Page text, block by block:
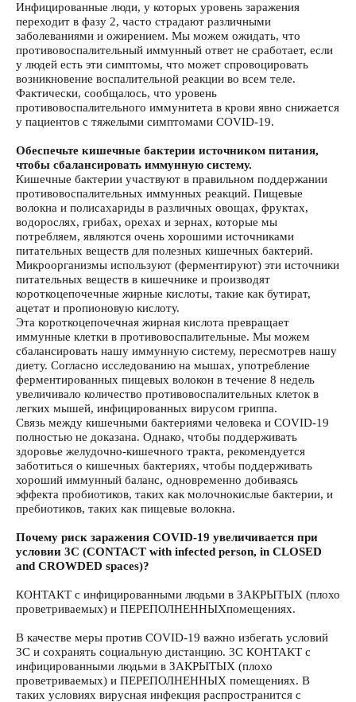
Инфицированные люди, у которых уровень заражения
переходит в фазу 2, часто страдают различными
заболеваниями и ожирением. Мы можем ожидать, что
противовоспалительный иммунный ответ не сработает, если
у людей есть эти симптомы, что может спровоцировать
возникновение воспалительной реакции во всем теле.
Фактически, сообщалось, что уровень
противовоспалительного иммунитета в крови явно снижается
у пациентов с тяжелыми симптомами COVID-19.
Обеспечьте кишечные бактерии источником питания,
чтобы сбалансировать иммунную систему.
Кишечные бактерии участвуют в правильном поддержании
противовоспалительных иммунных реакций. Пищевые
волокна и полисахариды в различных овощах, фруктах,
водорослях, грибах, орехах и зернах, которые мы
потребляем, являются очень хорошими источниками
питательных веществ для полезных кишечных бактерий.
Микроорганизмы используют (ферментируют) эти источники
питательных веществ в кишечнике и производят
короткоцепочечные жирные кислоты, такие как бутират,
ацетат и пропионовую кислоту.
Эта короткоцепочечная жирная кислота превращает
иммунные клетки в противовоспалительные. Мы можем
сбалансировать нашу иммунную систему, пересмотрев нашу
диету. Согласно исследованию на мышах, употребление
ферментированных пищевых волокон в течение 8 недель
увеличивало количество противовоспалительных клеток в
легких мышей, инфицированных вирусом гриппа.
Связь между кишечными бактериями человека и COVID-19
полностью не доказана. Однако, чтобы поддерживать
здоровье желудочно-кишечного тракта, рекомендуется
заботиться о кишечных бактериях, чтобы поддерживать
хороший иммунный баланс, одновременно добиваясь
эффекта пробиотиков, таких как молочнокислые бактерии, и
пребиотиков, таких как пищевые волокна.
Почему риск заражения COVID-19 увеличивается при
условии 3C (CONTACT with infected person, in CLOSED
and CROWDED spaces)?
КОНТАКТ с инфицированными людьми в ЗАКРЫТЫХ (плохо
проветриваемых) и ПЕРЕПОЛНЕННЫХпомещениях.
В качестве меры против COVID-19 важно избегать условий
3C и сохранять социальную дистанцию. 3C КОНТАКТ с
инфицированными людьми в ЗАКРЫТЫХ (плохо
проветриваемых) и ПЕРЕПОЛНЕННЫХ помещениях. В
таких условиях вирусная инфекция распространится с